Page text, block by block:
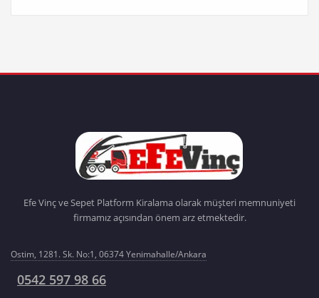
Efe Vinç ve Sepet Platform Kiralama olarak müşteri memnuniyeti
firmamız açısından önem arz etmektedir.
Ostim, 1281. Sk. No:1, 06374 Yenimahalle/Ankara
0542 597 98 66